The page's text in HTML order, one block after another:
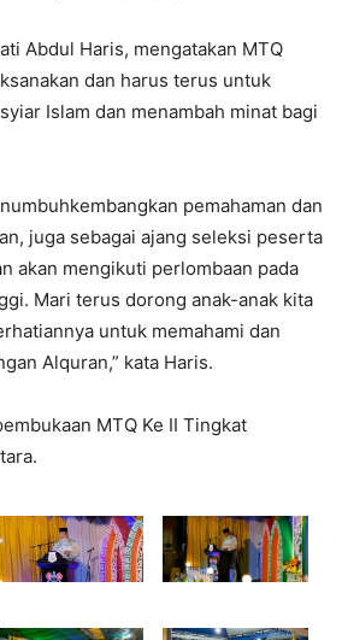
Abdul Haris, mengatakan MTQ
dan harus terus untuk
Islam dan menambah minat bagi
pemahaman dan
juga sebagai ajang seleksi peserta
akan mengikuti perlombaan pada
Mari terus dorong anak-anak kita
untuk memahami dan
Alquran,” kata Haris.
MTQ Ke II Tingkat